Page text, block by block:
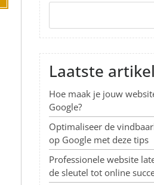
Laatste
Hoe maak je jouw
Google?
Optimaliseer de
op Google met deze tips
Professionele website
de sleutel tot online